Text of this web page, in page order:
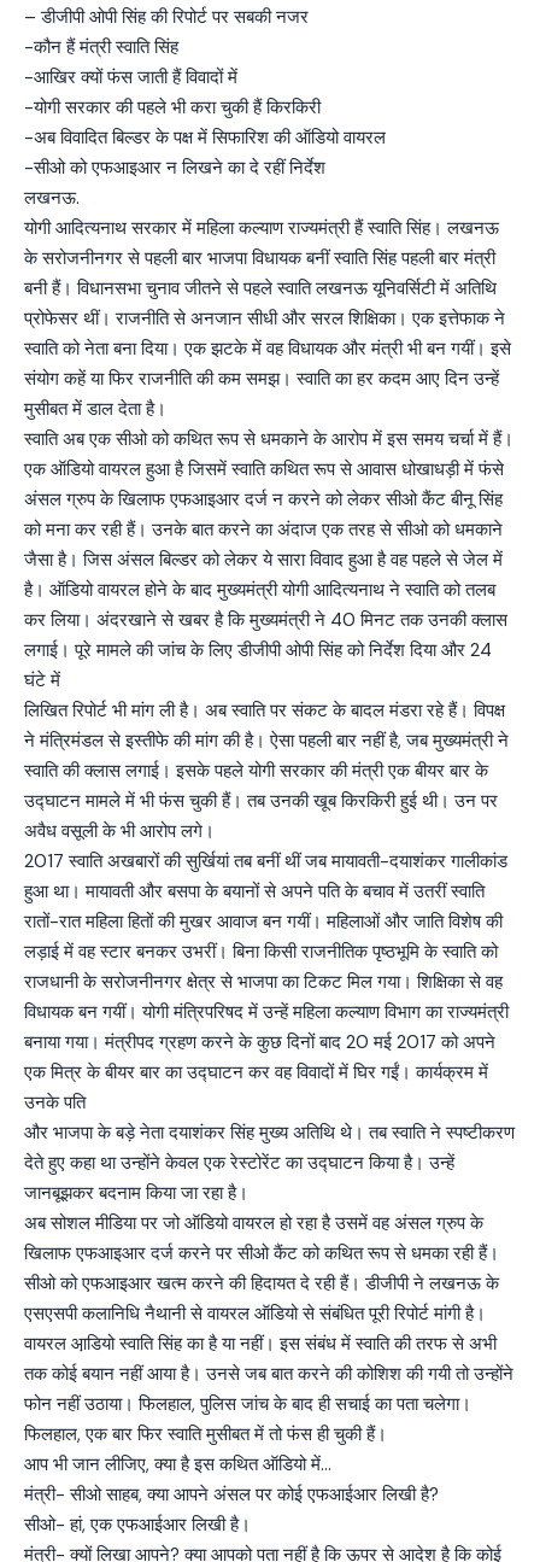
– डीजीपी ओपी सिंह की रिपोर्ट पर सबकी नजर
-कौन हैं मंत्री स्वाति सिंह
-आखिर क्यों फंस जाती हैं विवादों में
-योगी सरकार की पहले भी करा चुकी हैं किरकिरी
-अब विवादित बिल्डर के पक्ष में सिफारिश की ऑडियो वायरल
-सीओ को एफआइआर न लिखने का दे रहीं निर्देश
लखनऊ.
योगी आदित्यनाथ सरकार में महिला कल्याण राज्यमंत्री हैं स्वाति सिंह। लखनऊ
के सरोजनीनगर से पहली बार भाजपा विधायक बनीं स्वाति सिंह पहली बार मंत्री
बनी हैं। विधानसभा चुनाव जीतने से पहले स्वाति लखनऊ यूनिवर्सिटी में अतिथि
प्रोफेसर थीं। राजनीति से अनजान सीधी और सरल शिक्षिका। एक इत्तेफाक ने
स्वाति को नेता बना दिया। एक झटके में वह विधायक और मंत्री भी बन गयीं। इसे
संयोग कहें या फिर राजनीति की कम समझ। स्वाति का हर कदम आए दिन उन्हें
मुसीबत में डाल देता है।
स्वाति अब एक सीओ को कथित रूप से धमकाने के आरोप में इस समय चर्चा में हैं।
एक ऑडियो वायरल हुआ है जिसमें स्वाति कथित रूप से आवास धोखाधड़ी में फंसे
अंसल ग्रुप के खिलाफ एफआइआर दर्ज न करने को लेकर सीओ कैंट बीनू सिंह
को मना कर रही हैं। उनके बात करने का अंदाज एक तरह से सीओ को धमकाने
जैसा है। जिस अंसल बिल्डर को लेकर ये सारा विवाद हुआ है वह पहले से जेल में
है। ऑडियो वायरल होने के बाद मुख्यमंत्री योगी आदित्यनाथ ने स्वाति को तलब
कर लिया। अंदरखाने से खबर है कि मुख्यमंत्री ने 40 मिनट तक उनकी क्लास
लगाई। पूरे मामले की जांच के लिए डीजीपी ओपी सिंह को निर्देश दिया और 24
घंटे में
लिखित रिपोर्ट भी मांग ली है। अब स्वाति पर संकट के बादल मंडरा रहे हैं। विपक्ष
ने मंत्रिमंडल से इस्तीफे की मांग की है। ऐसा पहली बार नहीं है, जब मुख्यमंत्री ने
स्वाति की क्लास लगाई। इसके पहले योगी सरकार की मंत्री एक बीयर बार के
उद्घाटन मामले में भी फंस चुकी हैं। तब उनकी खूब किरकिरी हुई थी। उन पर
अवैध वसूली के भी आरोप लगे।
2017 स्वाति अखबारों की सुर्खियां तब बनीं थीं जब मायावती-दयाशंकर गालीकांड
हुआ था। मायावती और बसपा के बयानों से अपने पति के बचाव में उतरीं स्वाति
रातों-रात महिला हितों की मुखर आवाज बन गयीं। महिलाओं और जाति विशेष की
लड़ाई में वह स्टार बनकर उभरीं। बिना किसी राजनीतिक पृष्ठभूमि के स्वाति को
राजधानी के सरोजनीनगर क्षेत्र से भाजपा का टिकट मिल गया। शिक्षिका से वह
विधायक बन गयीं। योगी मंत्रिपरिषद में उन्हें महिला कल्याण विभाग का राज्यमंत्री
बनाया गया। मंत्रीपद ग्रहण करने के कुछ दिनों बाद 20 मई 2017 को अपने
एक मित्र के बीयर बार का उद्घाटन कर वह विवादों में घिर गईं। कार्यक्रम में
उनके पति
और भाजपा के बड़े नेता दयाशंकर सिंह मुख्य अतिथि थे। तब स्वाति ने स्पष्टीकरण
देते हुए कहा था उन्होंने केवल एक रेस्टोरेंट का उद्घाटन किया है। उन्हें
जानबूझकर बदनाम किया जा रहा है।
अब सोशल मीडिया पर जो ऑडियो वायरल हो रहा है उसमें वह अंसल ग्रुप के
खिलाफ एफआइआर दर्ज करने पर सीओ कैंट को कथित रूप से धमका रही हैं।
सीओ को एफआइआर खत्म करने की हिदायत दे रही हैं। डीजीपी ने लखनऊ के
एसएसपी कलानिधि नैथानी से वायरल ऑडियो से संबंधित पूरी रिपोर्ट मांगी है।
वायरल आ़डियो स्वाति सिंह का है या नहीं। इस संबंध में स्वाति की तरफ से अभी
तक कोई बयान नहीं आया है। उनसे जब बात करने की कोशिश की गयी तो उन्होंने
फोन नहीं उठाया। फिलहाल, पुलिस जांच के बाद ही सचाई का पता चलेगा।
फिलहाल, एक बार फिर स्वाति मुसीबत में तो फंस ही चुकी हैं।
आप भी जान लीजिए, क्या है इस कथित ऑडियो में…
मंत्री- सीओ साहब, क्या आपने अंसल पर कोई एफआईआर लिखी है?
सीओ- हां, एक एफआईआर लिखी है।
मंत्री- क्यों लिखा आपने? क्या आपको पता नहीं है कि ऊपर से आदेश है कि कोई